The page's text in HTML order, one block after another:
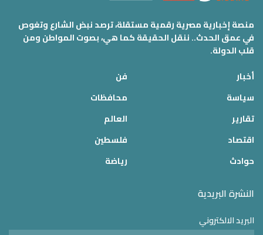
منصة إخبارية مصرية رقمية مستقلة، ترصد نبض الشارع وتغوص
في عمق الحدث.. ننقل الحقيقة كما هي، بصوت المواطن ومن
قلب الدولة.
أخبار
سياسة
تقارير
اقتصاد
حوادث
فن
محافظات
العالم
فلسطين
رياضة
النشرة البريدية
البريد الالكتروني